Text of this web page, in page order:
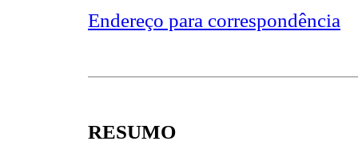
Endereço para correspondência
RESUMO